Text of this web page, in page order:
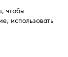
чтобы
использовать